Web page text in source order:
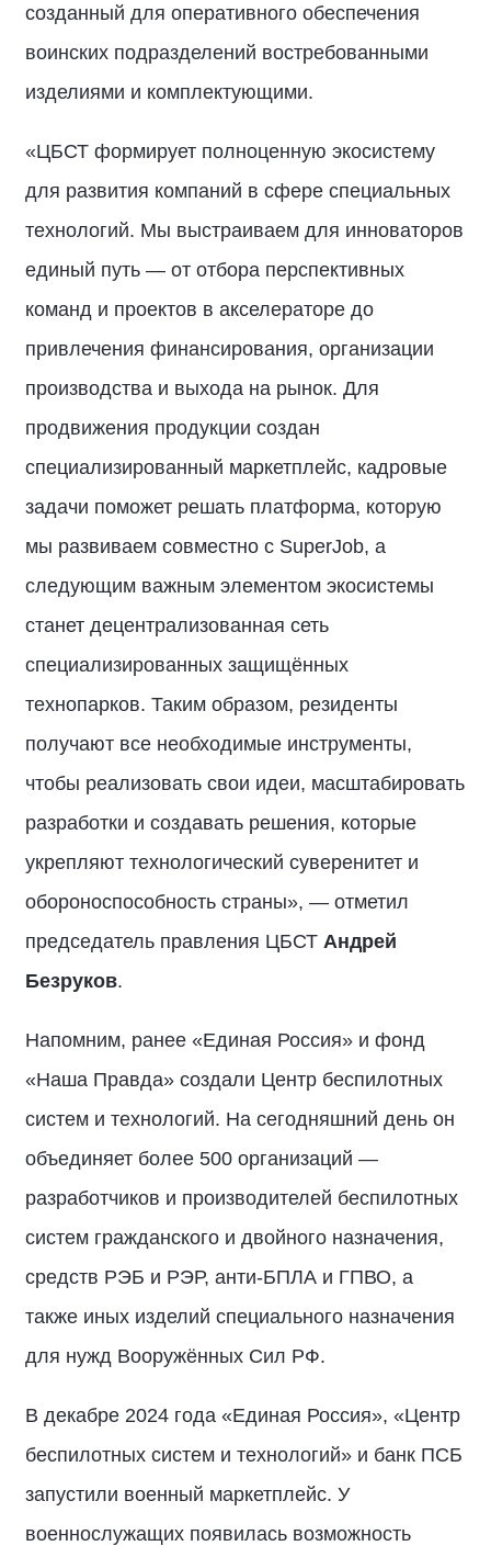
созданный для оперативного обеспечения
воинских подразделений востребованными
изделиями и комплектующими.
«ЦБСТ формирует полноценную экосистему
для развития компаний в сфере специальных
технологий. Мы выстраиваем для инноваторов
единый путь — от отбора перспективных
команд и проектов в акселераторе до
привлечения финансирования, организации
производства и выхода на рынок. Для
продвижения продукции создан
специализированный маркетплейс, кадровые
задачи поможет решать платформа, которую
мы развиваем совместно с SuperJob, а
следующим важным элементом экосистемы
станет децентрализованная сеть
специализированных защищённых
технопарков. Таким образом, резиденты
получают все необходимые инструменты,
чтобы реализовать свои идеи, масштабировать
разработки и создавать решения, которые
укрепляют технологический суверенитет и
обороноспособность страны», — отметил
председатель правления ЦБСТ Андрей
Безруков.
Напомним, ранее «Единая Россия» и фонд
«Наша Правда» создали Центр беспилотных
систем и технологий. На сегодняшний день он
объединяет более 500 организаций —
разработчиков и производителей беспилотных
систем гражданского и двойного назначения,
средств РЭБ и РЭР, анти-БПЛА и ГПВО, а
также иных изделий специального назначения
для нужд Вооружённых Сил РФ.
В декабре 2024 года «Единая Россия», «Центр
беспилотных систем и технологий» и банк ПСБ
запустили военный маркетплейс. У
военнослужащих появилась возможность